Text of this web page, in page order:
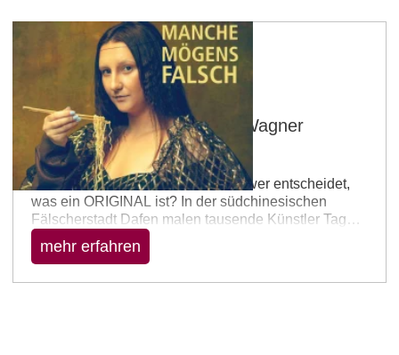
Essenheim
Open-Air Kino im Weingut Wagner
20.08.2026 – 21:00 Uhr
Was ist echt? Was ist falsch? Und wer entscheidet,
was ein ORIGINAL ist? In der südchinesischen
Fälscherstadt Dafen malen tausende Künstler Tag
und Nacht die Meisterwerke von van Gogh, Monet,
Rembrandt, Klimt und vielen anderen Ikonen der
mehr erfahren